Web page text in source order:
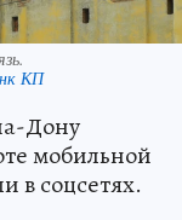
КП
Дону
мобильной
в соцсетях.